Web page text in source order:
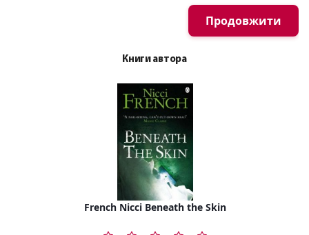
Продовжити
Книги автора
French Nicci Beneath the Skin